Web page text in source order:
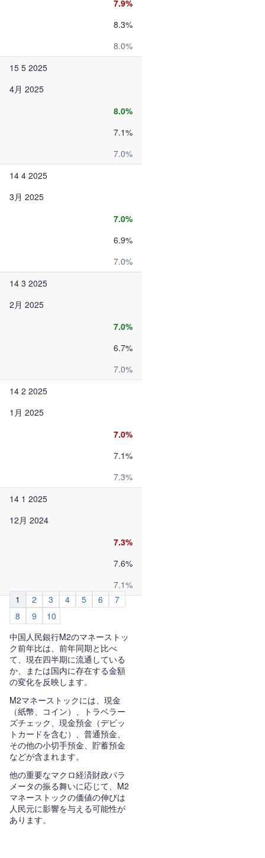
7.9%
8.3%
8.0%
15 5 2025
4月 2025
8.0%
7.1%
7.0%
14 4 2025
3月 2025
7.0%
6.9%
7.0%
14 3 2025
2月 2025
7.0%
6.7%
7.0%
14 2 2025
1月 2025
7.0%
7.1%
7.3%
14 1 2025
12月 2024
7.3%
7.6%
7.1%
1
2 3 4 5 6
7
8
9
10
中国人民銀行M2のマネーストッ
ク前年比は、前年同期と比べ
て、現在四半期に流通している
か、または国内に存在する金額
の変化を反映します。
M2マネーストックには、現金
（紙幣、コイン）、トラベラー
ズチェック、現金預金（デビッ
トカードを含む）、普通預金、
その他の小切手預金、貯蓄預金
などが含まれます。
他の重要なマクロ経済財政パラ
メータの振る舞いに応じて、M2
マネーストックの価値の伸びは
人民元に影響を与える可能性が
あります。